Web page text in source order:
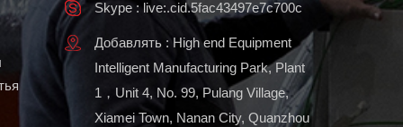
Skype : live:.cid.5fac43497e7c700c
Добавлять : High end Equipment
Intelligent Manufacturing Park, Plant
1，Unit 4, No. 99, Pulang Village,
Xiamei Town, Nanan City, Quanzhou